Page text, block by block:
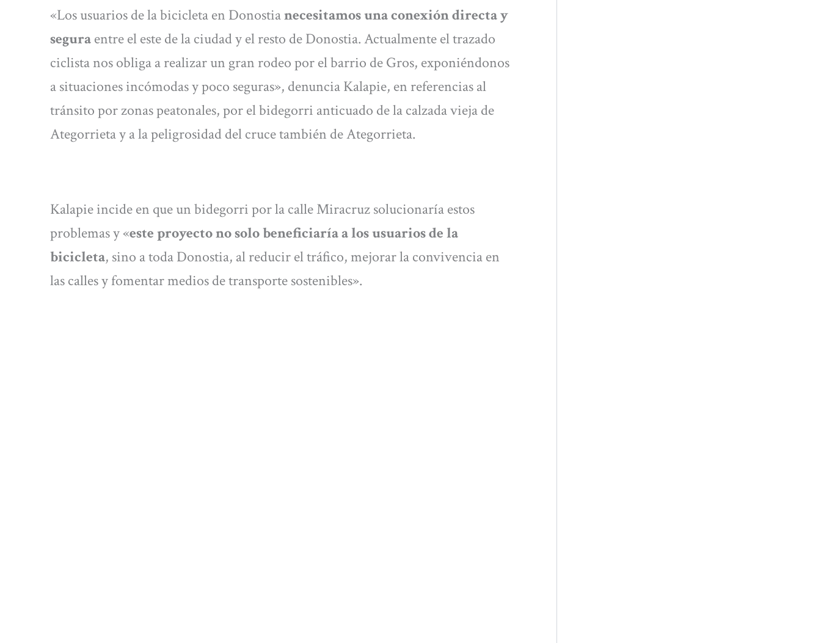
«Los usuarios de la bicicleta en Donostianecesitamos una conexión directa y
seguraentre el este de la ciudad y el resto de Donostia. Actualmente el trazado
ciclista nos obliga a realizar un gran rodeo por el barrio de Gros, exponiéndonos
a situaciones incómodas y poco seguras», denuncia Kalapie, en referencias al
tránsito por zonas peatonales, por el bidegorri anticuado de la calzada vieja de
Ategorrieta y a la peligrosidad del cruce también de Ategorrieta.
Kalapie incide en que un bidegorri por la calle Miracruz solucionaría estos
problemas y «este proyecto no solo beneficiaría a los usuarios de la
bicicleta, sino a toda Donostia, al reducir el tráfico, mejorar la convivencia en
las calles y fomentar medios de transporte sostenibles».